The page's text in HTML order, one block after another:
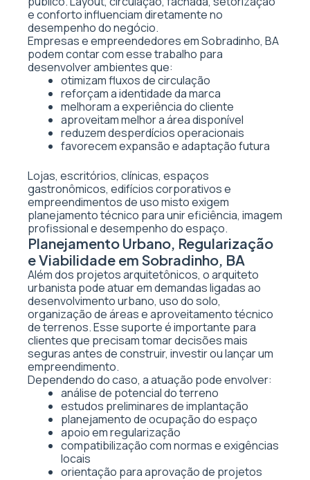
e conforto influenciam diretamente no
desempenho do negócio.
Empresas e empreendedores em Sobradinho, BA
podem contar com esse trabalho para
desenvolver ambientes que:
otimizam fluxos de circulação
reforçam a identidade da marca
melhoram a experiência do cliente
aproveitam melhor a área disponível
reduzem desperdícios operacionais
favorecem expansão e adaptação futura
Lojas, escritórios, clínicas, espaços
gastronômicos, edifícios corporativos e
empreendimentos de uso misto exigem
planejamento técnico para unir eficiência, imagem
profissional e desempenho do espaço.
Planejamento Urbano, Regularização
e Viabilidade em Sobradinho, BA
Além dos projetos arquitetônicos, o arquiteto
urbanista pode atuar em demandas ligadas ao
desenvolvimento urbano, uso do solo,
organização de áreas e aproveitamento técnico
de terrenos. Esse suporte é importante para
clientes que precisam tomar decisões mais
seguras antes de construir, investir ou lançar um
empreendimento.
Dependendo do caso, a atuação pode envolver:
análise de potencial do terreno
estudos preliminares de implantação
planejamento de ocupação do espaço
apoio em regularização
compatibilização com normas e exigências
locais
orientação para aprovação de projetos